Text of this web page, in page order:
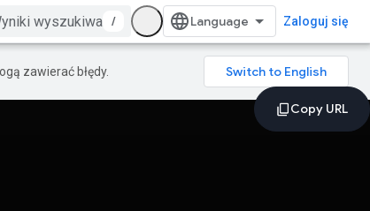
/ Zaloguj się
zawierać błędy.